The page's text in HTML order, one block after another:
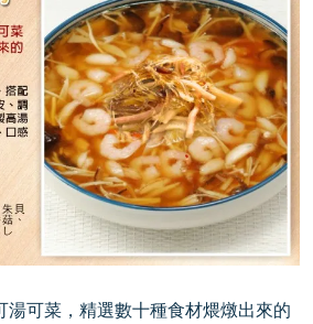
湯可菜，精選數十種食材煨燉出來的